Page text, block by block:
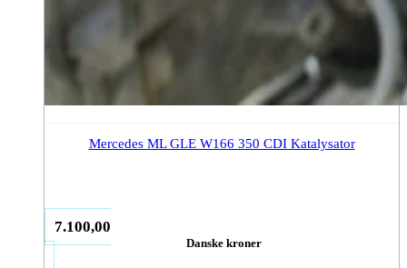
Mercedes ML GLE W166 350 CDI Katalysator
7.100,00
Danske kroner